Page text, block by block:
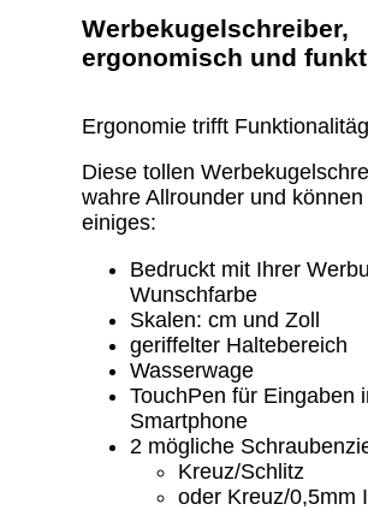
Werbekugelschreiber,
ergonomisch und
Ergonomie trifft Funktionalitäg
Diese tollen
wahre Allrounder und können
einiges:
Bedruckt mit Ihrer
Wunschfarbe
Skalen: cm und Zoll
geriffelter Haltebereich
Wasserwage
TouchPen für Eingaben
Smartphone
2 mögliche
Kreuz/Schlitz
oder Kreuz/0,5mm